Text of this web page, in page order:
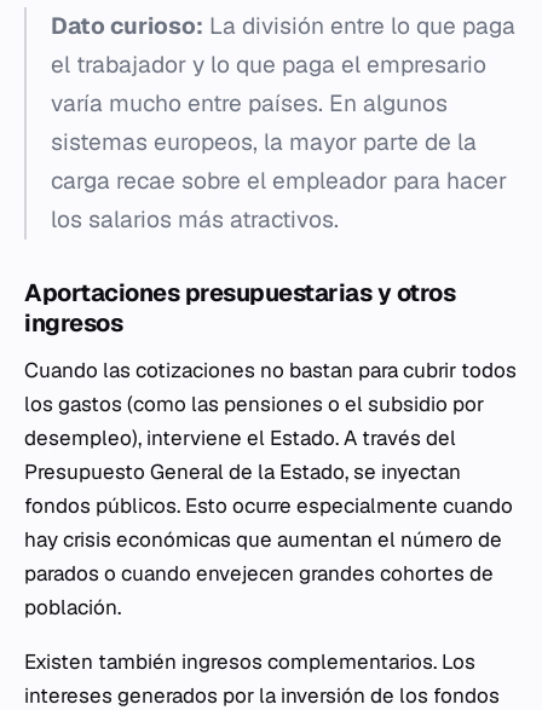
Dato curioso: La división entre lo que paga
el trabajador y lo que paga el empresario
varía mucho entre países. En algunos
sistemas europeos, la mayor parte de la
carga recae sobre el empleador para hacer
los salarios más atractivos.
Aportaciones presupuestarias y otros
ingresos
Cuando las cotizaciones no bastan para cubrir todos
los gastos (como las pensiones o el subsidio por
desempleo), interviene el Estado. A través del
Presupuesto General de la Estado, se inyectan
fondos públicos. Esto ocurre especialmente cuando
hay crisis económicas que aumentan el número de
parados o cuando envejecen grandes cohortes de
población.
Existen también ingresos complementarios. Los
intereses generados por la inversión de los fondos